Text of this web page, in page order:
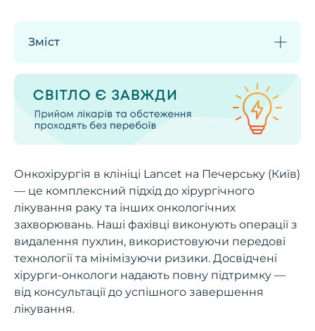
Онкохірургія в клініці Lancet на Печерську (Київ)
— це комплексний підхід до хірургічного
лікування раку та інших онкологічних
захворювань. Наші фахівці виконують операції з
видалення пухлин, використовуючи передові
технології та мінімізуючи ризики. Досвідчені
хірурги-онкологи надають повну підтримку —
від консультації до успішного завершення
лікування.
Зміст